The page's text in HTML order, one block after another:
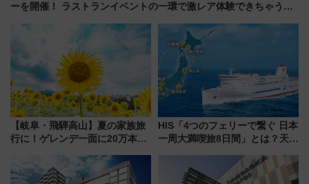
ーを開催！ ラストランイベントの一環で激レア体験できちゃうか
【岐阜・飛騨高山】夏の家族旅
行に！ゲレンデ一面に20万本の
アひまわり園」開園
HIS「4つのフェリーで繋ぐ 日本
一周大満喫旅8日間」とは？天橋
の絶景＆限定グルメを網羅！煩
雑な手続きも不要でお手軽に楽